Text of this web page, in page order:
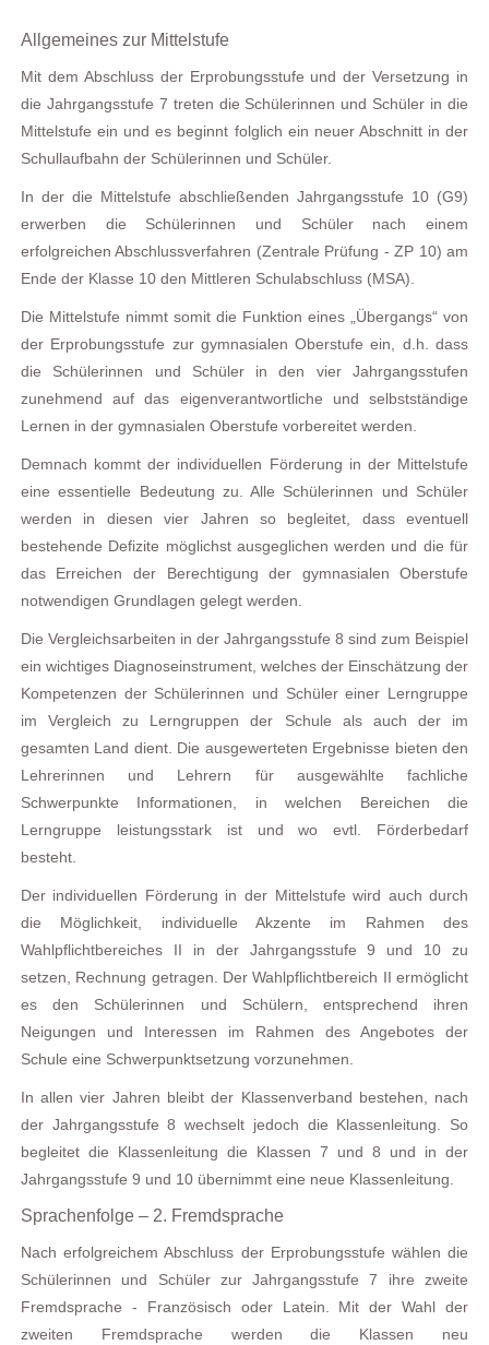
Allgemeines zur Mittelstufe
Mit dem Abschluss der Erprobungsstufe und der Versetzung in
die Jahrgangsstufe 7 treten die Schülerinnen und Schüler in die
Mittelstufe ein und es beginnt folglich ein neuer Abschnitt in der
Schullaufbahn der Schülerinnen und Schüler.
In der die Mittelstufe abschließenden Jahrgangsstufe 10 (G9)
erwerben die Schülerinnen und Schüler nach einem
erfolgreichen Abschlussverfahren (Zentrale Prüfung - ZP 10) am
Ende der Klasse 10 den Mittleren Schulabschluss (MSA).
Die Mittelstufe nimmt somit die Funktion eines „Übergangs“ von
der Erprobungsstufe zur gymnasialen Oberstufe ein, d.h. dass
die Schülerinnen und Schüler in den vier Jahrgangsstufen
zunehmend auf das eigenverantwortliche und selbstständige
Lernen in der gymnasialen Oberstufe vorbereitet werden.
Demnach kommt der individuellen Förderung in der Mittelstufe
eine essentielle Bedeutung zu. Alle Schülerinnen und Schüler
werden in diesen vier Jahren so begleitet, dass eventuell
bestehende Defizite möglichst ausgeglichen werden und die für
das Erreichen der Berechtigung der gymnasialen Oberstufe
notwendigen Grundlagen gelegt werden.
Die Vergleichsarbeiten in der Jahrgangsstufe 8 sind zum Beispiel
ein wichtiges Diagnoseinstrument, welches der Einschätzung der
Kompetenzen der Schülerinnen und Schüler einer Lerngruppe
im Vergleich zu Lerngruppen der Schule als auch der im
gesamten Land dient. Die ausgewerteten Ergebnisse bieten den
Lehrerinnen und Lehrern für ausgewählte fachliche
Schwerpunkte Informationen, in welchen Bereichen die
Lerngruppe leistungsstark ist und wo evtl. Förderbedarf
besteht.
Der individuellen Förderung in der Mittelstufe wird auch durch
die Möglichkeit, individuelle Akzente im Rahmen des
Wahlpflichtbereiches II in der Jahrgangsstufe 9 und 10 zu
setzen, Rechnung getragen. Der Wahlpflichtbereich II ermöglicht
es den Schülerinnen und Schülern, entsprechend ihren
Neigungen und Interessen im Rahmen des Angebotes der
Schule eine Schwerpunktsetzung vorzunehmen.
In allen vier Jahren bleibt der Klassenverband bestehen, nach
der Jahrgangsstufe 8 wechselt jedoch die Klassenleitung. So
begleitet die Klassenleitung die Klassen 7 und 8 und in der
Jahrgangsstufe 9 und 10 übernimmt eine neue Klassenleitung.
Sprachenfolge – 2. Fremdsprache
Nach erfolgreichem Abschluss der Erprobungsstufe wählen die
Schülerinnen und Schüler zur Jahrgangsstufe 7 ihre zweite
Fremdsprache - Französisch oder Latein. Mit der Wahl der
zweiten Fremdsprache werden die Klassen neu